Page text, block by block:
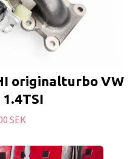
originalturbo VW
SEK